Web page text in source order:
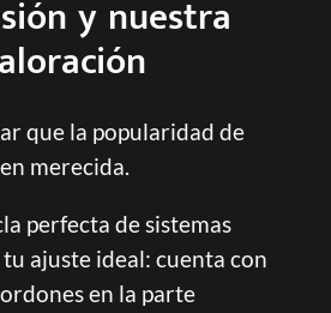
y nuestra
que la popularidad de
merecida.
perfecta de sistemas
ajuste ideal: cuenta con
en la parte